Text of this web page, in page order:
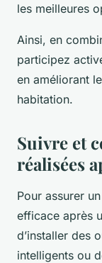
les meilleures
Ainsi, en
participez
en améliorant
habitation.
Suivre et
réalisées
Pour assurer
efficace après
d’installer des
intelligents ou